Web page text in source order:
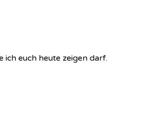
euch heute zeigen darf.